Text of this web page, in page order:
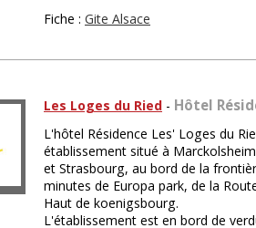
Fiche : Gite Alsace
Les Loges du Ried - Hôtel
L'hôtel Résidence Les' Loges du
établissement situé à
et Strasbourg, au bord de la
minutes de Europa park, de la
Haut de koenigsbourg.
L'établissement est en bord de